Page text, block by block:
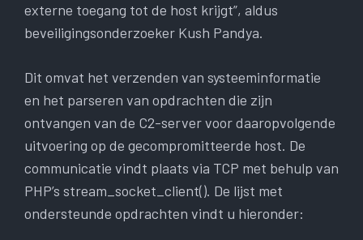
externe toegang tot de host krijgt”, aldus
beveiligingsonderzoeker Kush Pandya.
Dit omvat het verzenden van systeeminformatie
en het parseren van opdrachten die zijn
ontvangen van de C2-server voor daaropvolgende
uitvoering op de gecompromitteerde host. De
communicatie vindt plaats via TCP met behulp van
PHP’s stream_socket_client(). De lijst met
ondersteunde opdrachten vindt u hieronder: